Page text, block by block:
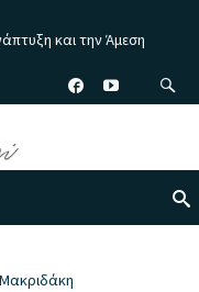
και την Άμεση